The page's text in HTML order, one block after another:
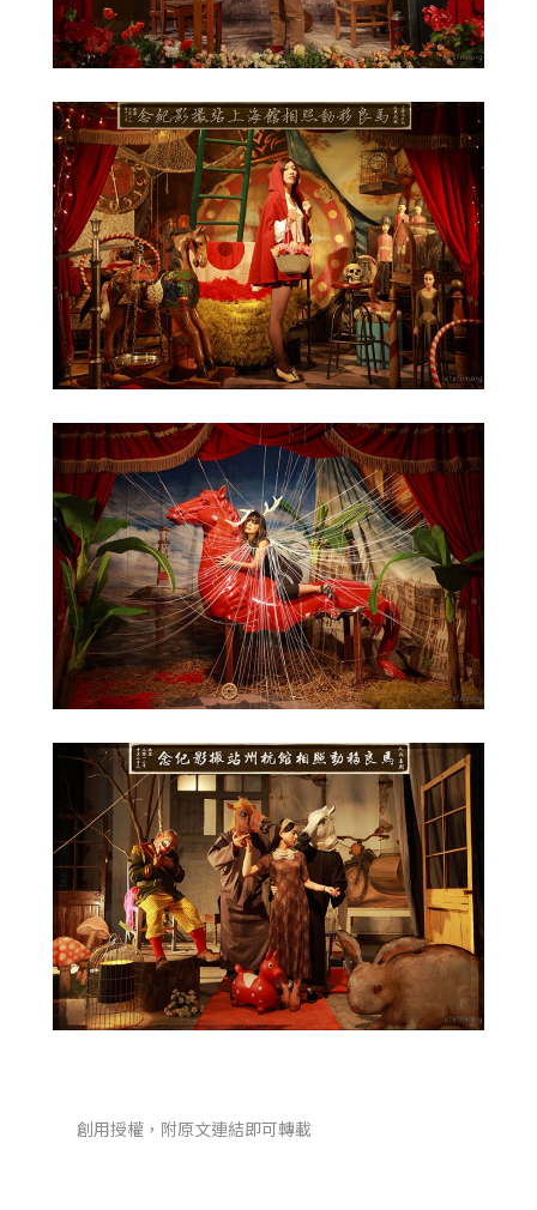
創用授權，附原文連結即可轉載